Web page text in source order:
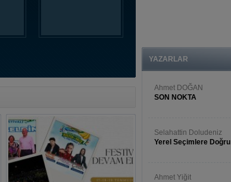
YAZARLAR
Ahmet DOĞAN
SON NOKTA
Selahattin Doludeniz
Yerel Seçimlere Doğru
Ahmet Yiğit